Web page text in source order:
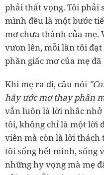
phải thất vọng. Tôi phải
mình đều là một bước
mơ chưa thành của mẹ.
vươn lên, mỗi lần tôi
phần giấc mơ của mẹ
Khi mẹ ra đi, câu nói
hãy ước mơ thay phần
vẫn luôn là lời nhắc
tôi, không chỉ là một lời
viên mà còn là lời thách
tôi sống hết mình, sống
những hy vọng mà mẹ